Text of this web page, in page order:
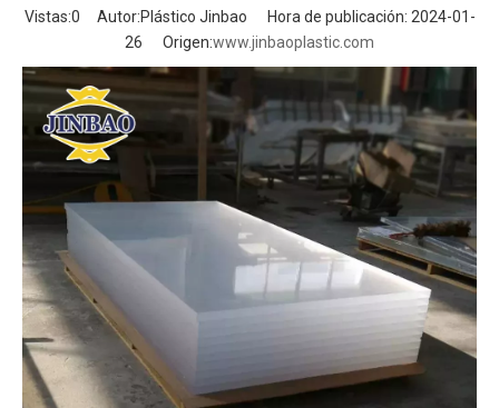
Vistas:0 Autor:Plástico Jinbao Hora de publicación: 2024-01-
26 Origen:www.jinbaoplastic.com